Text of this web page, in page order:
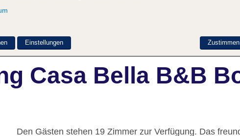
Casa Bella B&B
Den Gästen stehen 19 Zimmer zur Verfügung. Das
Zustimmen
Einstellungen